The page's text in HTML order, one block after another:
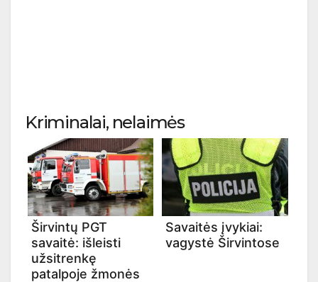
Kriminalai, nelaimės
Širvintų PGT
savaitė: išleisti
užsitrenkę
patalpoje žmonės
Savaitės įvykiai:
vagystė Širvintose